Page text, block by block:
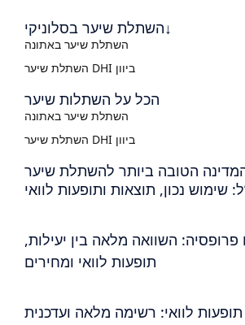
השתלת שיער בסלוניקי↓
השתלת שיער באתונה
השתלת שיער DHI ביוון
הכל על השתלות שיער
השתלת שיער באתונה
השתלת שיער DHI ביוון
הטובה ביותר להשתלת שיער
שימוש נכון, תוצאות ותופעות לוואי
פרופסיה: השוואה מלאה בין יעילות,
תופעות לוואי ומחירים
לוואי: רשימה מלאה ועדכנית